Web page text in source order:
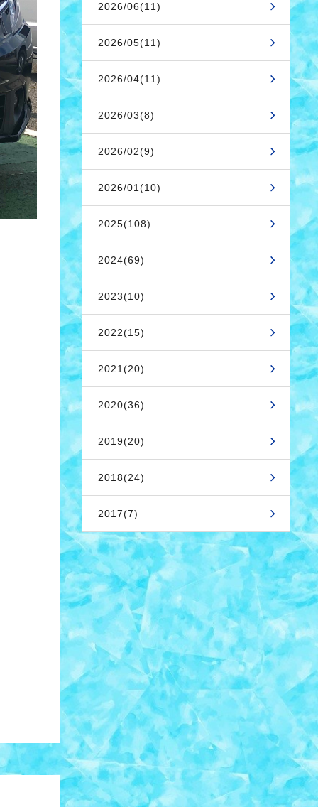
2026/06(11)
2026/05(11)
2026/04(11)
2026/03(8)
2026/02(9)
2026/01(10)
2025(108)
2024(69)
2023(10)
2022(15)
2021(20)
2020(36)
2019(20)
2018(24)
2017(7)